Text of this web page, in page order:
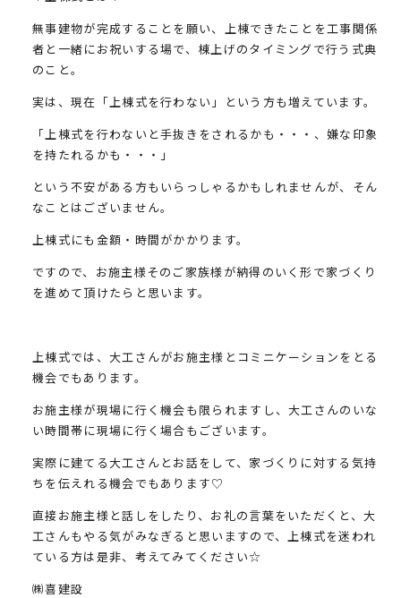
無事建物が完成することを願い、上棟できたことを工事関係
者と一緒にお祝いする場で、棟上げのタイミングで行う式典
のこと。
実は、現在「上棟式を行わない」という方も増えています。
「上棟式を行わないと手抜きをされるかも・・・、嫌な印象
を持たれるかも・・・」
という不安がある方もいらっしゃるかもしれませんが、そん
なことはございません。
上棟式にも金額・時間がかかります。
ですので、お施主様そのご家族様が納得のいく形で家づくり
を進めて頂けたらと思います。
上棟式では、大工さんがお施主様とコミニケーションをとる
機会でもあります。
お施主様が現場に行く機会も限られますし、大工さんのいな
い時間帯に現場に行く場合もございます。
実際に建てる大工さんとお話をして、家づくりに対する気持
ちを伝えれる機会でもあります♡
直接お施主様と話しをしたり、お礼の言葉をいただくと、大
工さんもやる気がみなぎると思いますので、上棟式を迷われ
ている方は是非、考えてみてください☆
㈱喜建設